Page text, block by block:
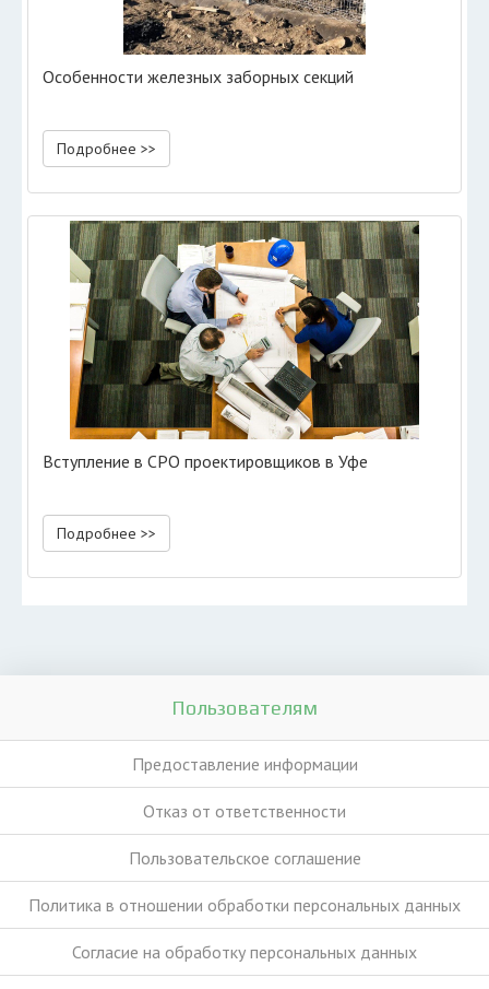
Особенности железных заборных секций
Подробнее >>
Вступление в СРО проектировщиков в Уфе
Подробнее >>
Пользователям
Предоставление информации
Отказ от ответственности
Пользовательское соглашение
Политика в отношении обработки персональных данных
Согласие на обработку персональных данных